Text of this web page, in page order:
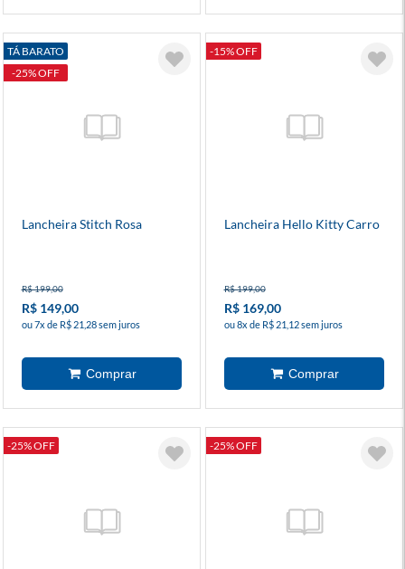
TÁ BARATO
-25% OFF
Lancheira Stitch Rosa
R$ 199,00
R$ 149,00
ou 7x de R$ 21,28 sem juros
-15% OFF
Lancheira Hello Kitty Carro
R$ 199,00
R$ 169,00
ou 8x de R$ 21,12 sem juros
-25% OFF -25% OFF